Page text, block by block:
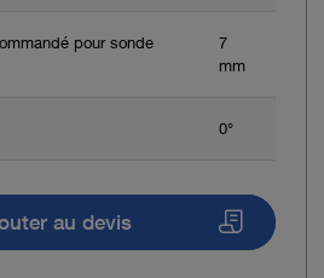
pour sonde
7
mm
0°
au devis